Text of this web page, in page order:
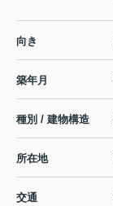
向き
築年月
種別 / 建物構造
所在地
交通